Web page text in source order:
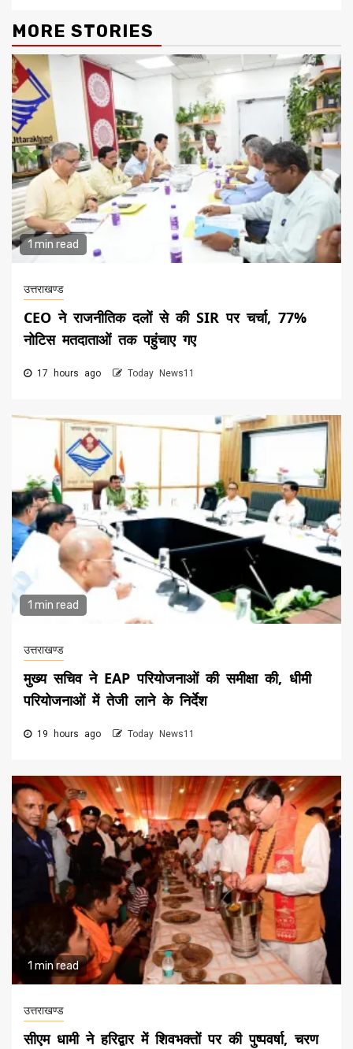
MORE STORIES
1 min read
उत्तराखण्ड
CEO ने राजनीतिक दलों से की SIR पर चर्चा, 77%
नोटिस मतदाताओं तक पहुंचाए गए
17 hours ago Today News11
1 min read
उत्तराखण्ड
मुख्य सचिव ने EAP परियोजनाओं की समीक्षा की, धीमी
परियोजनाओं में तेजी लाने के निर्देश
19 hours ago Today News11
1 min read
उत्तराखण्ड
सीएम धामी ने हरिद्वार में शिवभक्तों पर की पुष्पवर्षा, चरण